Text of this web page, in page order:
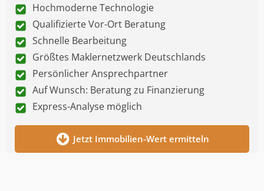
Hochmoderne Technologie
Qualifizierte Vor-Ort Beratung
Schnelle Bearbeitung
Größtes Maklernetzwerk Deutschlands
Persönlicher Ansprechpartner
Auf Wunsch: Beratung zu Finanzierung
Express-Analyse möglich
Jetzt Immobilien-Wert ermitteln